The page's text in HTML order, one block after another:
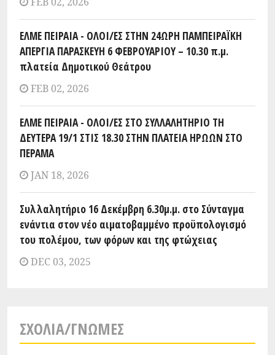
ΕΛΜΕ ΠΕΙΡΑΙΑ - ΟΛΟΙ/ΕΣ ΣΤΗΝ 24ΩΡΗ ΠΑΜΠΕΙΡΑΪΚΗ
ΑΠΕΡΓΙΑ ΠΑΡΑΣΚΕΥΗ 6 ΦΕΒΡΟΥΑΡΙΟΥ – 10.30 π.μ.
πλατεία Δημοτικού Θεάτρου
FEB 02, 2026
ΕΛΜΕ ΠΕΙΡΑΙΑ - ΟΛΟΙ/ΕΣ ΣΤΟ ΣΥΛΛΑΛΗΤΗΡΙΟ ΤΗ
ΔΕΥΤΕΡΑ 19/1 ΣΤΙΣ 18.30 ΣΤΗΝ ΠΛΑΤΕΙΑ ΗΡΩΩΝ ΣΤΟ
ΠΕΡΑΜΑ
JAN 18, 2026
Συλλαλητήριο 16 Δεκέμβρη 6.30μ.μ. στο Σύνταγμα
ενάντια στον νέο αιματοβαμμένο προϋπολογισμό
του πολέμου, των φόρων και της φτώχειας
DEC 03, 2025
ΣΧΌΛΙΑ/ΓΝΏΜΕΣ